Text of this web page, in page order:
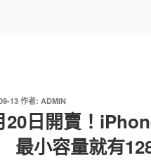
13作者: ADMIN
20日開賣！
小容量就有